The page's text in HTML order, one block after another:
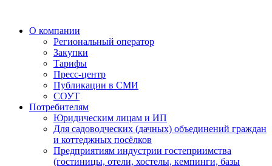
О компании
Региональный оператор
Закупки
Тарифы
Пресс-центр
Публикации в СМИ
СОУТ
Потребителям
Юридическим лицам и ИП
Для садоводческих (дачных) объединений граждан
и коттеджных посёлков
Предприятиям индустрии гостеприимства
(гостиницы, отели, хостелы, кемпинги, базы